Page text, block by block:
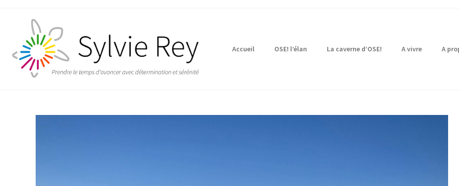
Accueil OSE! l’élan La caverne d’OSE! A vivre A